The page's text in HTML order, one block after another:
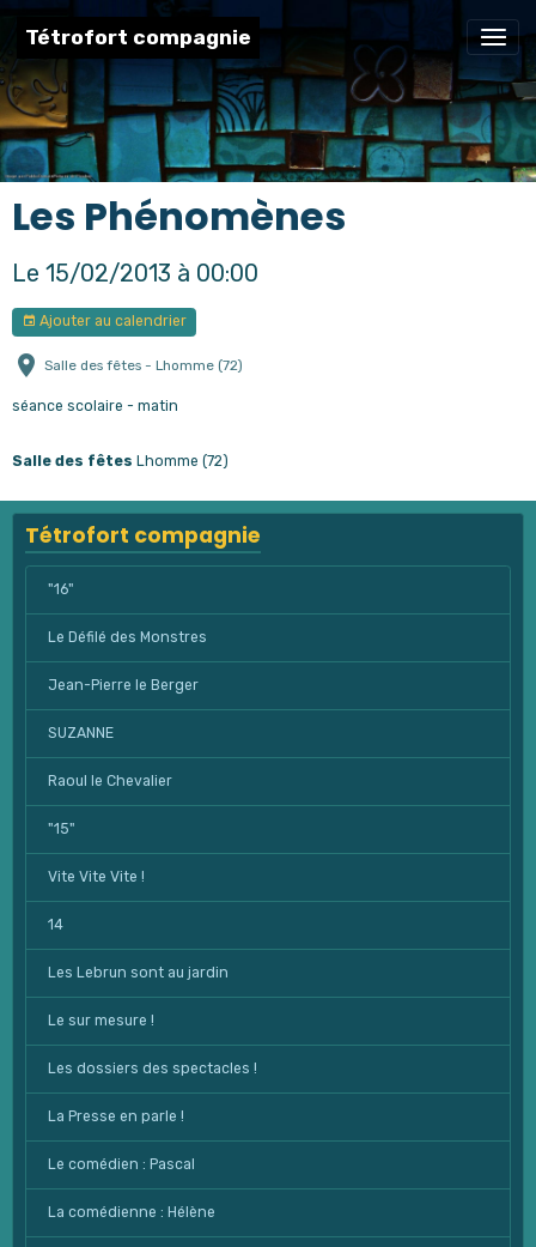
Tétrofort compagnie
Les Phénomènes
Le 15/02/2013 à 00:00
Ajouter au calendrier
Salle des fêtes - Lhomme (72)
séance scolaire - matin
Salle des fêtes Lhomme (72)
Tétrofort compagnie
"16"
Le Défilé des Monstres
Jean-Pierre le Berger
SUZANNE
Raoul le Chevalier
"15"
Vite Vite Vite !
14
Les Lebrun sont au jardin
Le sur mesure !
Les dossiers des spectacles !
La Presse en parle !
Le comédien : Pascal
La comédienne : Hélène